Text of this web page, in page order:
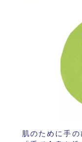
肌のために手